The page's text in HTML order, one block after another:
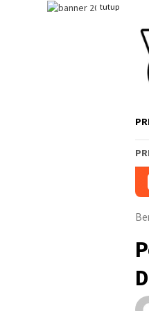
tutup
yang Merampas Tanah Dan